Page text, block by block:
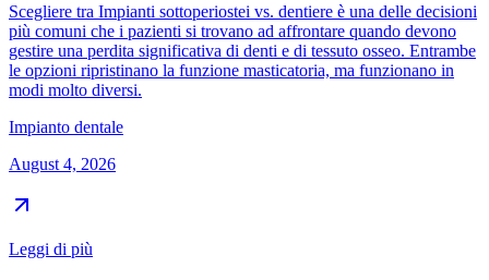
Scegliere tra Impianti sottoperiostei vs. dentiere è una delle decisioni
più comuni che i pazienti si trovano ad affrontare quando devono
gestire una perdita significativa di denti e di tessuto osseo. Entrambe
le opzioni ripristinano la funzione masticatoria, ma funzionano in
modi molto diversi.
Impianto dentale
August 4, 2026
Leggi di più